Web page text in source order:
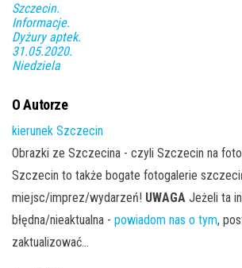
Szczecin.
Informacje.
Dyżury aptek.
31.05.2020.
Niedziela
O Autorze
kierunek Szczecin
Obrazki ze Szczecina - czyli Szczecin na
Szczecin to także bogate fotogalerie
miejsc/imprez/wydarzeń! UWAGA Jeżeli ta
błędna/nieaktualna - powiadom nas o tym,
zaktualizować...